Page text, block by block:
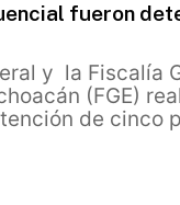
fueron
y la Fiscalía
(FGE)
de cinco